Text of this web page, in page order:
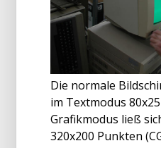
Die normale
im Textmodus
Grafikmodus ließ
320x200 Punkten